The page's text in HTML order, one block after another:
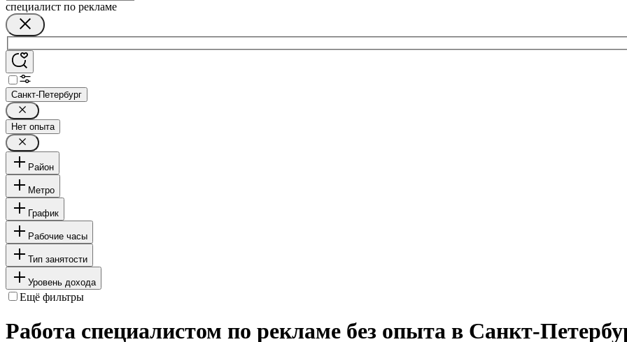
специалист по рекламе
Санкт-Петербург
Нет опыта
Район
Метро
График
Рабочие часы
Тип занятости
Уровень дохода
Ещё фильтры
Работа специалистом по рекламе без опыта в Санкт-